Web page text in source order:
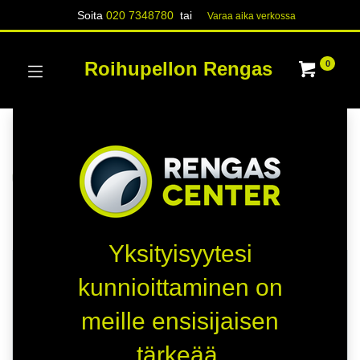
Soita020 7348780 tai Varaa aika verk​​​​ossa
Roihupellon Rengas 0
RENKAAT
TOIMITUSAIKA 1 PÄIVÄÄ
Yksityisyytesi
kunnioittaminen on
meille ensisijaisen